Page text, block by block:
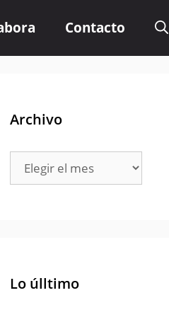
Contacto
Archivo
Archivo
Lo úlltimo